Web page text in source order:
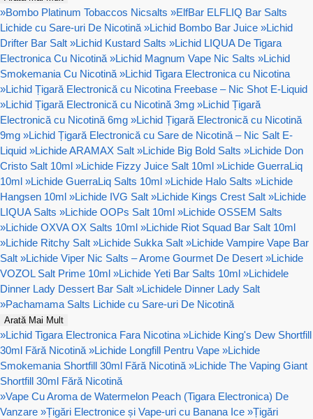
»Bombo Platinum Tobaccos Nicsalts »ElfBar ELFLIQ Bar Salts
Lichide cu Sare-uri De Nicotină »Lichid Bombo Bar Juice »Lichid
Drifter Bar Salt »Lichid Kustard Salts »Lichid LIQUA De Tigara
Electronica Cu Nicotină »Lichid Magnum Vape Nic Salts »Lichid
Smokemania Cu Nicotină »Lichid Tigara Electronica cu Nicotina
»Lichid Țigară Electronică cu Nicotina Freebase – Nic Shot E-Liquid
»Lichid Țigară Electronică cu Nicotină 3mg »Lichid Țigară
Electronică cu Nicotină 6mg »Lichid Țigară Electronică cu Nicotină
9mg »Lichid Țigară Electronică cu Sare de Nicotină – Nic Salt E-
Liquid »Lichide ARAMAX Salt »Lichide Big Bold Salts »Lichide Don
Cristo Salt 10ml »Lichide Fizzy Juice Salt 10ml »Lichide GuerraLiq
10ml »Lichide GuerraLiq Salts 10ml »Lichide Halo Salts »Lichide
Hangsen 10ml »Lichide IVG Salt »Lichide Kings Crest Salt »Lichide
LIQUA Salts »Lichide OOPs Salt 10ml »Lichide OSSEM Salts
»Lichide OXVA OX Salts 10ml »Lichide Riot Squad Bar Salt 10ml
»Lichide Ritchy Salt »Lichide Sukka Salt »Lichide Vampire Vape Bar
Salt »Lichide Viper Nic Salts – Arome Gourmet De Desert »Lichide
VOZOL Salt Prime 10ml »Lichide Yeti Bar Salts 10ml »Lichidele
Dinner Lady Dessert Bar Salt »Lichidele Dinner Lady Salt
»Pachamama Salts Lichide cu Sare-uri De Nicotină
Arată Mai Mult
»Lichid Tigara Electronica Fara Nicotina »Lichide King's Dew Shortfill
30ml Fără Nicotină »Lichide Longfill Pentru Vape »Lichide
Smokemania Shortfill 30ml Fără Nicotină »Lichide The Vaping Giant
Shortfill 30ml Fără Nicotină
»Vape Cu Aroma de Watermelon Peach (Tigara Electronica) De
Vanzare »Țigări Electronice și Vape-uri cu Banana Ice »Țigări